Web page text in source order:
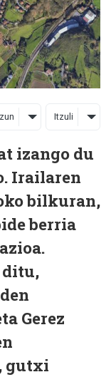
Itzuli
izango du
Irailaren
bilkuran,
berria
ditu,
Gerez
gutxi